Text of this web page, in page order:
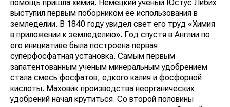
помощь пришла химия. Немецкий ученый Юстус Либих
выступил первым поборником её использования в
земледелии. В 1840 году увидел свет его труд «Химия
в приложении к земледелию». Год спустя в Англии по
его инициативе была построена первая
суперфосфатная установка. Самым первым
запатентованным ученым минеральным удобрением
стала смесь фосфатов, едкого калия и фосфорной
кислоты. Маховик производства неорганических
удобрений начал крутиться. Со второй половины